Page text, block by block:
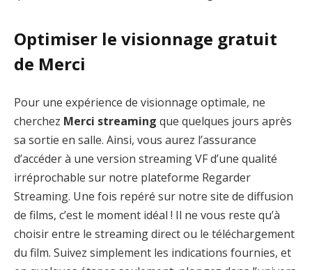
Optimiser le visionnage gratuit
de Merci
Pour une expérience de visionnage optimale, ne
cherchez Merci streaming que quelques jours après
sa sortie en salle. Ainsi, vous aurez l’assurance
d’accéder à une version streaming VF d’une qualité
irréprochable sur notre plateforme Regarder
Streaming. Une fois repéré sur notre site de diffusion
de films, c’est le moment idéal ! Il ne vous reste qu’à
choisir entre le streaming direct ou le téléchargement
du film. Suivez simplement les indications fournies, et